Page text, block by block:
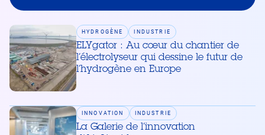
HYDROGÈNE INDUSTRIE
ELYgator : Au cœur du chantier de
l’électrolyseur qui dessine le futur de
l’hydrogène en Europe
INNOVATION INDUSTRIE
La Galerie de l’innovation